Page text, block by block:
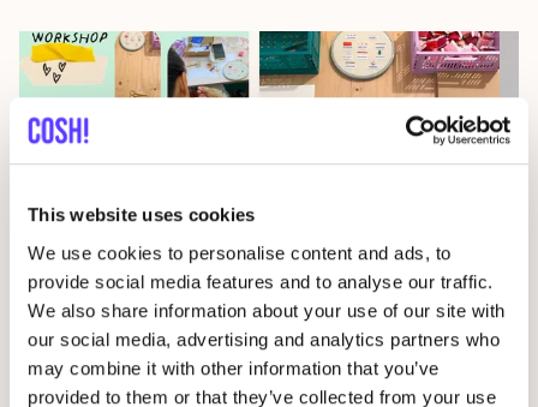
This website uses cookies
We use cookies to personalise content and ads, to
provide social media features and to analyse our traffic.
We also share information about your use of our site with
our social media, advertising and analytics partners who
may combine it with other information that you’ve
provided to them or that they’ve collected from your use
14 AUG
WorkshopRED je kleren: borduren met
STEEK en REST
Pieter Reypenslei 4-6 2640 Mortsel België